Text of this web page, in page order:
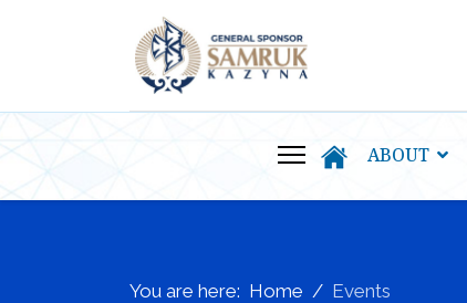
ABOUT
You are here: Home Events